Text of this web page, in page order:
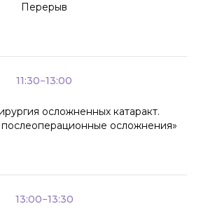
Перерыв
11:30−13:00
осложненных катаракт.
осложнения»
13:00−13:30